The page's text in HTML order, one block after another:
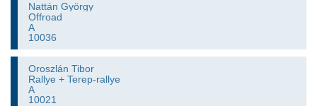
Nattán György
Offroad
A
10036
Oroszlán Tibor
Rallye + Terep-rallye
A
10021